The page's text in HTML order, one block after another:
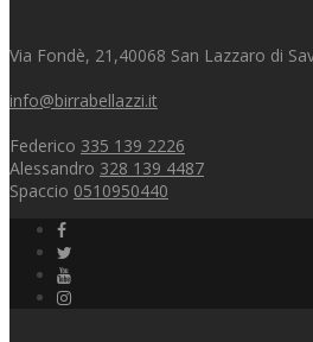
Via Fondè, 21,40068 San Lazzaro di
info@birrabellazzi.it
Federico 335 139 2226
Alessandro 328 139 4487
Spaccio 0510950440